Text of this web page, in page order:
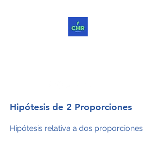
Hipótesis de 2 Proporciones
Hipótesis relativa a dos proporciones